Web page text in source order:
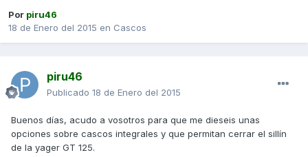
Por piru46
18 de Enero del 2015 en Cascos
piru46
Publicado 18 de Enero del 2015
Buenos días, acudo a vosotros para que me dieseis unas
opciones sobre cascos integrales y que permitan cerrar el sillín
de la yager GT 125.